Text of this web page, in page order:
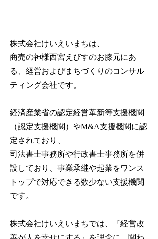
株式会社けいえいまちは、
商売の神様西宮えびすのお膝元にあ
る、経営およびまちづくりのコンサル
ティング会社です。
経済産業省の認定経営革新等支援機関
（認定支援機関） やM&A支援機関に認
定されており、
司法書士事務所や行政書士事務所を併
設しており、事業承継や起業をワンス
トップで対応できる数少ない支援機関
です。
株式会社けいえいまちでは、『経営改